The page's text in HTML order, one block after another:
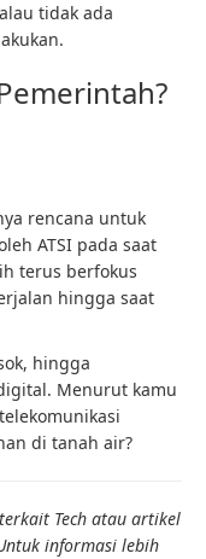
tidak ada
rencana untuk
ATSI pada saat
terus berfokus
hingga saat
hingga
Menurut kamu
di tanah air?
Tech atau artikel
informasi lebih